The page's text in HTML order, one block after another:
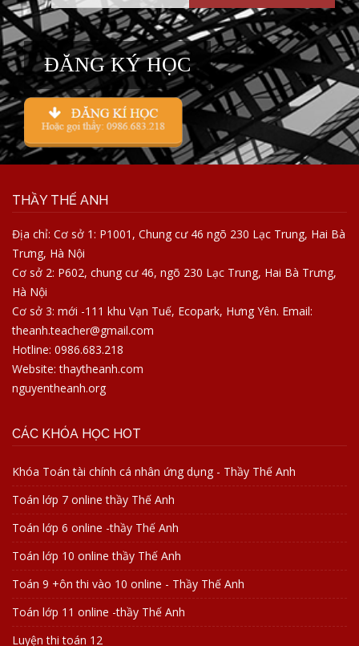
ĐĂNG KÝ HỌC
THẦY THẾ ANH
Địa chỉ: Cơ sở 1: P1001, Chung cư 46 ngõ 230 Lạc Trung, Hai Bà
Trưng, Hà Nội
Cơ sở 2: P602, chung cư 46, ngõ 230 Lạc Trung, Hai Bà Trưng,
Hà Nội
Cơ sở 3: mới -111 khu Vạn Tuế, Ecopark, Hưng Yên. Email:
theanh.teacher@gmail.com
Hotline: 0986.683.218
Website: thaytheanh.com
nguyentheanh.org
CÁC KHÓA HỌC HOT
Khóa Toán tài chính cá nhân ứng dụng - Thầy Thế Anh
Toán lớp 7 online thầy Thế Anh
Toán lớp 6 online -thầy Thế Anh
Toán lớp 10 online thầy Thế Anh
Toán 9 +ôn thi vào 10 online - Thầy Thế Anh
Toán lớp 11 online -thầy Thế Anh
Luyện thi toán 12